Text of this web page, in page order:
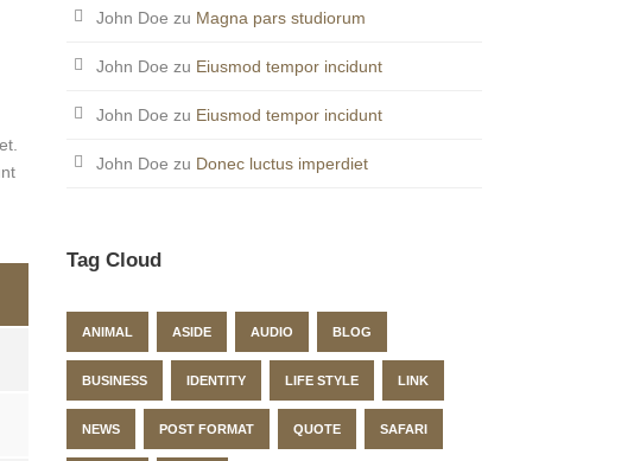
John Doe zu Magna pars studiorum
John Doe zu Eiusmod tempor incidunt
John Doe zu Eiusmod tempor incidunt
John Doe zu Donec luctus imperdiet
Tag Cloud
ANIMAL ASIDE AUDIO BLOG
BUSINESS IDENTITY LIFE STYLE LINK
NEWS POST FORMAT QUOTE SAFARI